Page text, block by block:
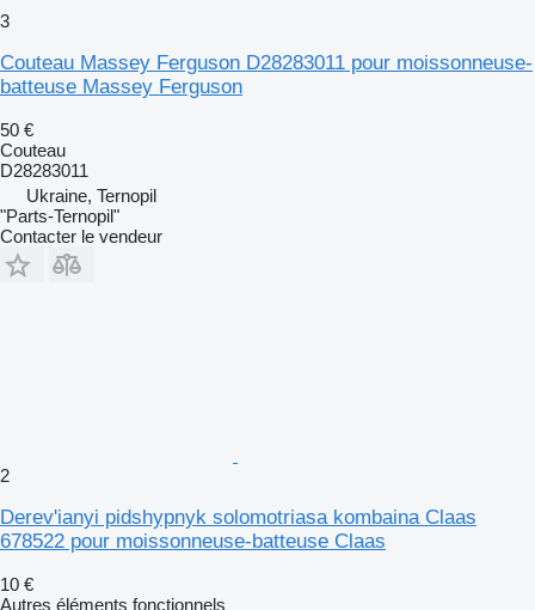
3
Couteau Massey Ferguson D28283011 pour moissonneuse-
batteuse Massey Ferguson
50 €
Couteau
D28283011
Ukraine, Ternopil
"Parts-Ternopil"
Contacter le vendeur
2
Derev'ianyi pidshypnyk solomotriasa kombaina Claas
678522 pour moissonneuse-batteuse Claas
10 €
Autres éléments fonctionnels